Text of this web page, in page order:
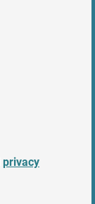
privacy